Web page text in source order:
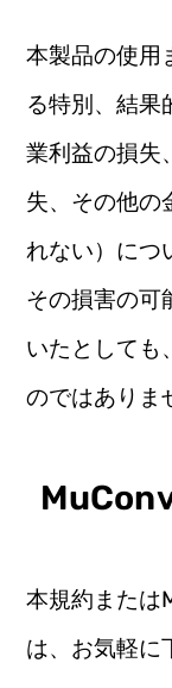
本製品の使用
る特別、結果
業利益の損失
失、その他の
れない）につ
その損害の可
いたとしても
のではありま
本規約または
は、お気軽に